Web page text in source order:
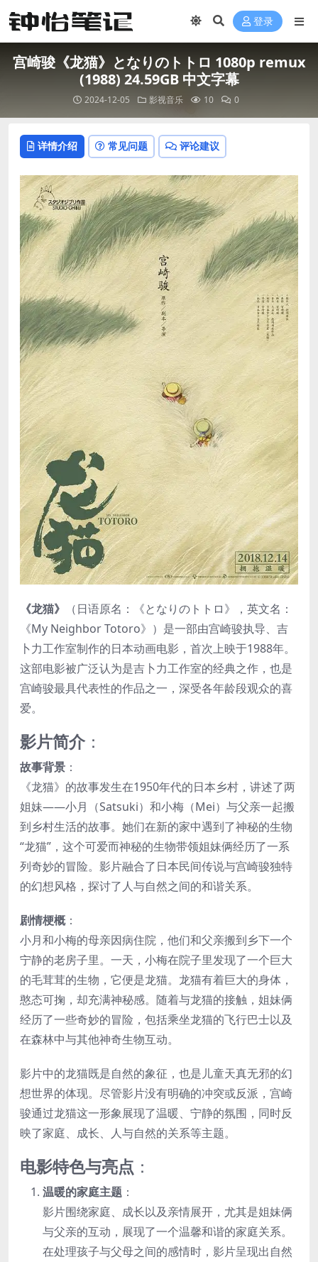
登录
宫崎骏《龙猫》となりのトトロ 1080p remux
(1988) 24.59GB 中文字幕
2024-12-05 影视音乐 10 0
详情介绍 常见问题 评论建议
《龙猫》
（日语原名：《となりのトトロ》，英文名：
《My Neighbor Totoro》）是一部由宫崎骏执导、吉
卜力工作室制作的日本动画电影，首次上映于1988年。
这部电影被广泛认为是吉卜力工作室的经典之作，也是
宫崎骏最具代表性的作品之一，深受各年龄段观众的喜
爱。
影片简介：
故事背景 ：
《龙猫》的故事发生在1950年代的日本乡村，讲述了两
姐妹——小月（Satsuki）和小梅（Mei）与父亲一起搬
到乡村生活的故事。她们在新的家中遇到了神秘的生物
“龙猫”，这个可爱而神秘的生物带领姐妹俩经历了一系
列奇妙的冒险。影片融合了日本民间传说与宫崎骏独特
的幻想风格，探讨了人与自然之间的和谐关系。
剧情梗概：
小月和小梅的母亲因病住院，他们和父亲搬到乡下一个
宁静的老房子里。一天，小梅在院子里发现了一个巨大
的毛茸茸的生物，它便是龙猫。龙猫有着巨大的身体，
憨态可掬，却充满神秘感。随着与龙猫的接触，姐妹俩
经历了一些奇妙的冒险，包括乘坐龙猫的飞行巴士以及
在森林中与其他神奇生物互动。
影片中的龙猫既是自然的象征，也是儿童天真无邪的幻
想世界的体现。尽管影片没有明确的冲突或反派，宫崎
骏通过龙猫这一形象展现了温暖、宁静的氛围，同时反
映了家庭、成长、人与自然的关系等主题。
电影特色与亮点 ：
温暖的家庭主题 ：
影片围绕家庭、成长以及亲情展开，尤其是姐妹俩
与父亲的互动，展现了一个温馨和谐的家庭关系。
在处理孩子与父母之间的感情时，影片呈现出自然